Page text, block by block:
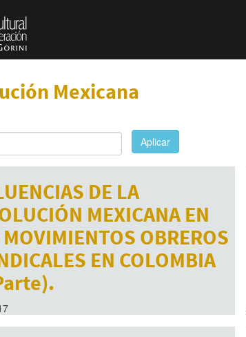
Mexicana
Aplicar
DE LA
MEXICANA EN
OBREROS
EN COLOMBIA